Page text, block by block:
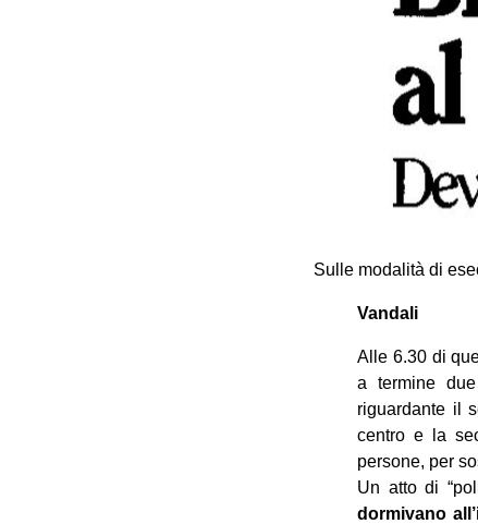
Sulle modalità di
Vandali
Alle 6.30 di
a termine
riguardante il
centro e la
persone, per
Un atto di
dormivano